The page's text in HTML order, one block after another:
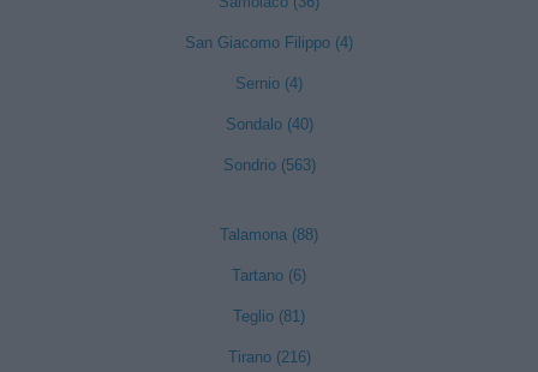
San Giacomo Filippo (4)
Sernio (4)
Sondalo (40)
Sondrio (563)
Talamona (88)
Tartano (6)
Teglio (81)
Tirano (216)